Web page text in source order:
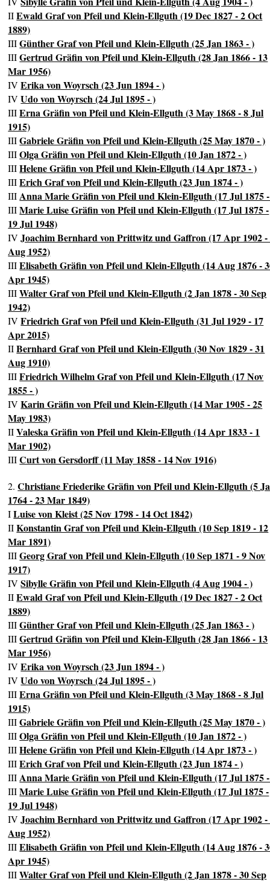
IIEwald Graf von Pfeil und Klein-Ellguth (19 Dec 1827 - 2 Oct
1889)
IIIGünther Graf von Pfeil und Klein-Ellguth (25 Jan 1863 - )
IIIGertrud Gräfin von Pfeil und Klein-Ellguth (28 Jan 1866 - 13
Mar 1956)
IVErika von Woyrsch (23 Jun 1894 - )
IVUdo von Woyrsch (24 Jul 1895 - )
IIIErna Gräfin von Pfeil und Klein-Ellguth (3 May 1868 - 8 Jul
1915)
IIIGabriele Gräfin von Pfeil und Klein-Ellguth (25 May 1870 - )
IIIOlga Gräfin von Pfeil und Klein-Ellguth (10 Jan 1872 - )
IIIHelene Gräfin von Pfeil und Klein-Ellguth (14 Apr 1873 - )
IIIErich Graf von Pfeil und Klein-Ellguth (23 Jun 1874 - )
IIIAnna Marie Gräfin von Pfeil und Klein-Ellguth (17 Jul 1875
IIIMarie Luise Gräfin von Pfeil und Klein-Ellguth (17 Jul 1875 -
19 Jul 1948)
IVJoachim Bernhard von Prittwitz und Gaffron (17 Apr 1902 -
Aug 1952)
IIIElisabeth Gräfin von Pfeil und Klein-Ellguth (14 Aug 1876 -
Apr 1945)
IIIWalter Graf von Pfeil und Klein-Ellguth (2 Jan 1878 - 30 Sep
1942)
IVFriedrich Graf von Pfeil und Klein-Ellguth (31 Jul 1929 - 17
Apr 2015)
IIBernhard Graf von Pfeil und Klein-Ellguth (30 Nov 1829 - 31
Aug 1910)
IIIFriedrich Wilhelm Graf von Pfeil und Klein-Ellguth (17 Nov
1855 - )
IVKarin Gräfin von Pfeil und Klein-Ellguth (14 Mar 1905 - 25
May 1983)
IIValeska Gräfin von Pfeil und Klein-Ellguth (14 Apr 1833 - 1
Mar 1902)
IIICurt von Gersdorff (11 May 1858 - 14 Nov 1916)
2.Christiane Friederike Gräfin von Pfeil und Klein-Ellguth (5
1764 - 23 Mar 1849)
ILuise von Kleist (25 Nov 1798 - 14 Oct 1842)
IIKonstantin Graf von Pfeil und Klein-Ellguth (10 Sep 1819 - 12
Mar 1891)
IIIGeorg Graf von Pfeil und Klein-Ellguth (10 Sep 1871 - 9 Nov
1917)
IVSibylle Gräfin von Pfeil und Klein-Ellguth (4 Aug 1904 - )
IIEwald Graf von Pfeil und Klein-Ellguth (19 Dec 1827 - 2 Oct
1889)
IIIGünther Graf von Pfeil und Klein-Ellguth (25 Jan 1863 - )
IIIGertrud Gräfin von Pfeil und Klein-Ellguth (28 Jan 1866 - 13
Mar 1956)
IVErika von Woyrsch (23 Jun 1894 - )
IVUdo von Woyrsch (24 Jul 1895 - )
IIIErna Gräfin von Pfeil und Klein-Ellguth (3 May 1868 - 8 Jul
1915)
IIIGabriele Gräfin von Pfeil und Klein-Ellguth (25 May 1870 - )
IIIOlga Gräfin von Pfeil und Klein-Ellguth (10 Jan 1872 - )
IIIHelene Gräfin von Pfeil und Klein-Ellguth (14 Apr 1873 - )
IIIErich Graf von Pfeil und Klein-Ellguth (23 Jun 1874 - )
IIIAnna Marie Gräfin von Pfeil und Klein-Ellguth (17 Jul 1875
IIIMarie Luise Gräfin von Pfeil und Klein-Ellguth (17 Jul 1875 -
19 Jul 1948)
IVJoachim Bernhard von Prittwitz und Gaffron (17 Apr 1902 -
Aug 1952)
IIIElisabeth Gräfin von Pfeil und Klein-Ellguth (14 Aug 1876 -
Apr 1945)
IIIWalter Graf von Pfeil und Klein-Ellguth (2 Jan 1878 - 30 Sep